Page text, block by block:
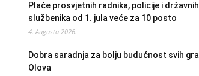
Plaće prosvjetnih radnika, policije i državnih
službenika od 1. jula veće za 10 posto
4. Augusta 2026.
Dobra saradnja za bolju budućnost svih
Olova